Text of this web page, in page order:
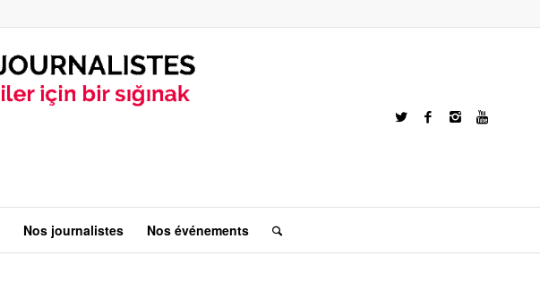
Nos journalistes Nos événements